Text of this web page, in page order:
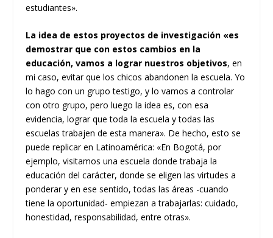
estudiantes».
La idea de estos proyectos de investigación «es
demostrar que con estos cambios en la
educación, vamos a lograr nuestros objetivos, en
mi caso, evitar que los chicos abandonen la escuela. Yo
lo hago con un grupo testigo, y lo vamos a controlar
con otro grupo, pero luego la idea es, con esa
evidencia, lograr que toda la escuela y todas las
escuelas trabajen de esta manera». De hecho, esto se
puede replicar en Latinoamérica: «En Bogotá, por
ejemplo, visitamos una escuela donde trabaja la
educación del carácter, donde se eligen las virtudes a
ponderar y en ese sentido, todas las áreas -cuando
tiene la oportunidad- empiezan a trabajarlas: cuidado,
honestidad, responsabilidad, entre otras».